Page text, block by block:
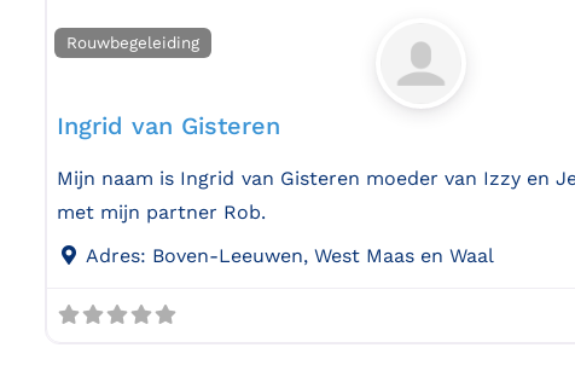
Rouwbegeleiding
Ingrid van Gisteren
Mijn naam is Ingrid van Gisteren moeder van Izzy en
met mijn partner Rob.
Adres: Boven-Leeuwen, West Maas en Waal